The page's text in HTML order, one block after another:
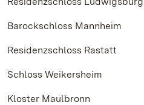
Barockschloss Mannheim
Residenzschloss Rastatt
Schloss Weikersheim
Kloster Maulbronn